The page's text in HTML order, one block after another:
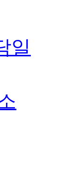
일